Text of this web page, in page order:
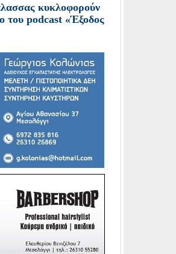
κυκλοφορούν
του podcast «Έξοδος